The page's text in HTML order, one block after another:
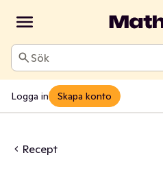
Sök
Logga in Skapa konto
Recept